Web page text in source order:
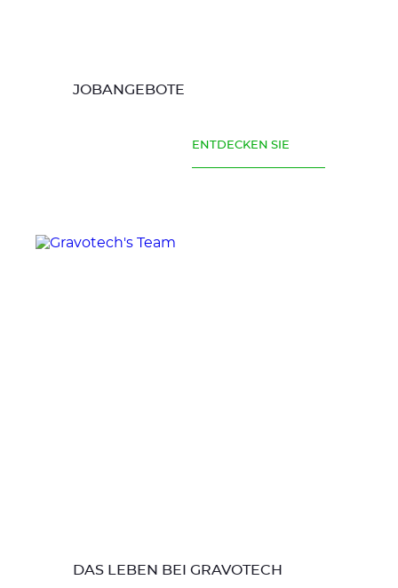
JOBANGEBOTE
ENTDECKEN SIE
DAS LEBEN BEI GRAVOTECH